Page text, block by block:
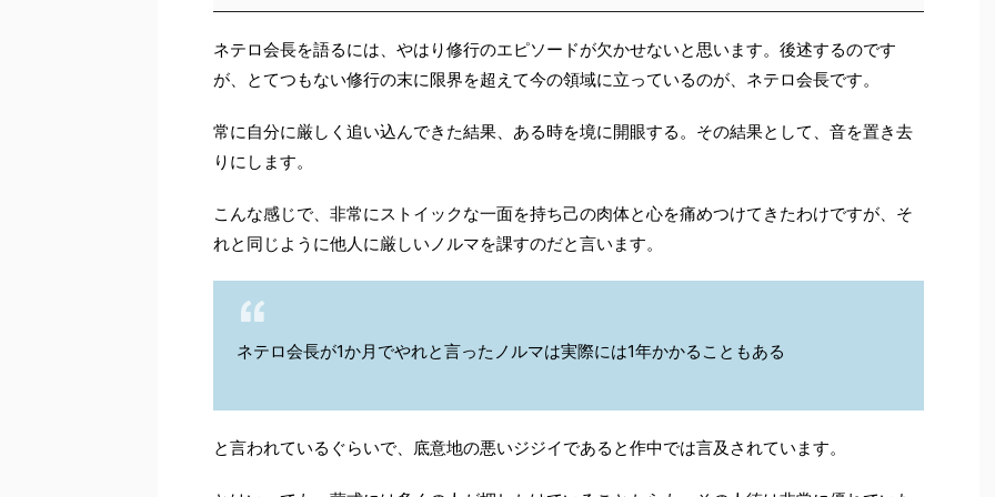
ネテロ会長を語るには、やはり修行のエピソードが欠かせないと思います。後述するのです
が、とてつもない修行の末に限界を超えて今の領域に立っているのが、ネテロ会長です。
常に自分に厳しく追い込んできた結果、ある時を境に開眼する。その結果として、音を置き去
りにします。
こんな感じで、非常にストイックな一面を持ち己の肉体と心を痛めつけてきたわけですが、そ
れと同じように他人に厳しいノルマを課すのだと言います。
ネテロ会長が1か月でやれと言ったノルマは実際には1年かかることもある
と言われているぐらいで、底意地の悪いジジイであると作中では言及されています。